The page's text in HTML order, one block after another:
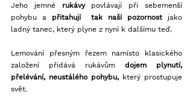
Jeho jemné rukávy povlávají při sebemenší
pohybu a přitahují  tak naší pozornost jako
ladný tanec, který plyne z nyní k dalšímu teď.
Lemování přesným řezem namísto klasického
založení přidává rukávům dojem plynutí,
přelévání, neustálého pohybu, který prostupuje
svět.